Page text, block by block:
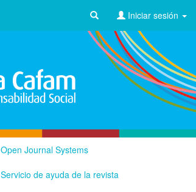
Iniciar sesión
Open Journal Systems
Servicio de ayuda de la revista